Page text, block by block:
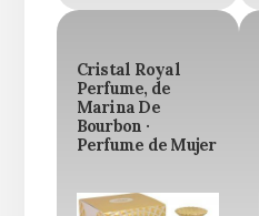
Cristal Royal
Perfume, de
Marina De
Bourbon ·
Perfume de Mujer